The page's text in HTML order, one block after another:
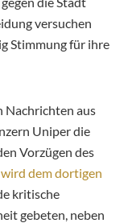
versuchen
Stimmung für ihre
Nachrichten aus
Uniper die
Vorzügen des
wird dem dortigen
kritische
gebeten, neben